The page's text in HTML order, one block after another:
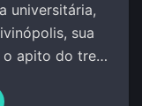
universitária,
sua
apito do trem